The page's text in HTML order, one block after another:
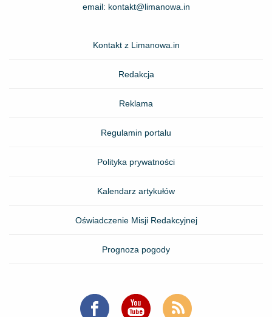
email: kontakt@limanowa.in
Kontakt z Limanowa.in
Redakcja
Reklama
Regulamin portalu
Polityka prywatności
Kalendarz artykułów
Oświadczenie Misji Redakcyjnej
Prognoza pogody